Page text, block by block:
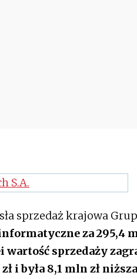
sprzedaż krajowa
za 295,4
wartość sprzedaży
i była 8,1 mln zł